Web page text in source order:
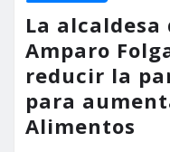
La
Amparo
reducir la
para
Alimentos